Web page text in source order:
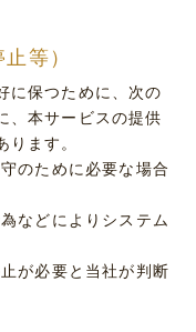
等）
に保つために、次の
、本サービスの提供
ます。
のために必要な場合
などによりシステム
が必要と当社が判断